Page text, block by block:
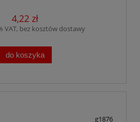
4,22 zł
VAT, bez kosztów dostawy
do koszyka
g1876